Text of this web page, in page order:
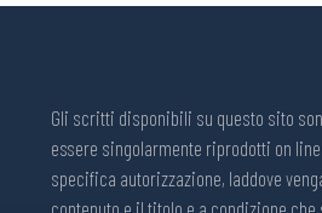
Gli scritti disponibili su questo sito
essere singolarmente riprodotti on
specifica autorizzazione, laddove
contenuto e il titolo e a condizione